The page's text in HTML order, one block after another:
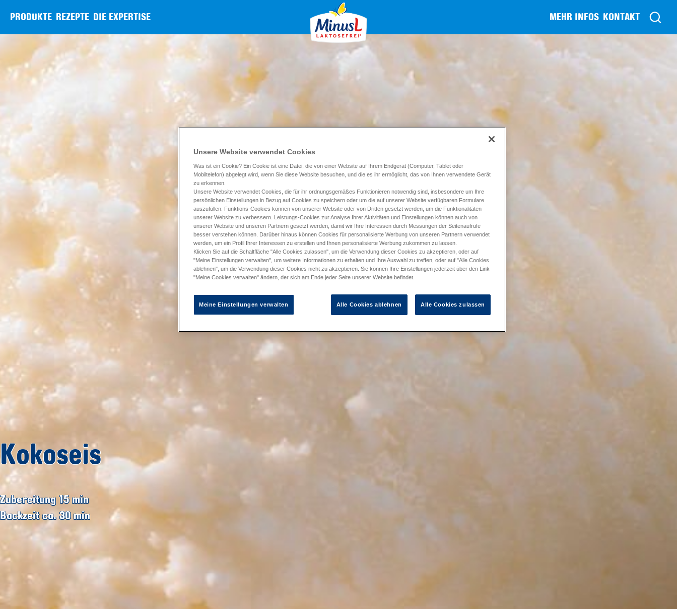
PRODUKTE REZEPTE DIE EXPERTISE MEHR INFOS KONTAKT
Kokoseis
Zubereitung 15min
Backzeit ca. 30min
Unsere Website verwendet Cookies
Was ist ein Cookie? Ein Cookie ist eine Datei, die von einer Website auf Ihrem Endgerät (Computer, Tablet oder
Mobiltelefon) abgelegt wird, wenn Sie diese Website besuchen, und die es ihr ermöglicht, das von Ihnen verwendete Gerät
zu erkennen.
Unsere Website verwendet Cookies, die für ihr ordnungsgemäßes Funktionieren notwendig sind, insbesondere um Ihre
persönlichen Einstellungen in Bezug auf Cookies zu speichern oder um die auf unserer Website verfügbaren Formulare
auszufüllen. Funktions-Cookies können von unserer Website oder von Dritten gesetzt werden, um die Funktionalitäten
unserer Website zu verbessern. Leistungs-Cookies zur Analyse Ihrer Aktivitäten und Einstellungen können auch von
unserer Website und unseren Partnern gesetzt werden, damit wir Ihre Interessen durch Messungen der Seitenaufrufe
besser verstehen können. Darüber hinaus können Cookies für personalisierte Werbung von unseren Partnern verwendet
werden, um ein Profil Ihrer Interessen zu erstellen und Ihnen personalisierte Werbung zukommen zu lassen.
Klicken Sie auf die Schaltfläche "Alle Cookies zulassen", um die Verwendung dieser Cookies zu akzeptieren, oder auf
"Meine Einstellungen verwalten", um weitere Informationen zu erhalten und Ihre Auswahl zu treffen, oder auf "Alle Cookies
ablehnen", um die Verwendung dieser Cookies nicht zu akzeptieren. Sie können Ihre Einstellungen jederzeit über den Link
"Meine Cookies verwalten" ändern, der sich am Ende jeder Seite unserer Website befindet.
Meine Einstellungen verwalten Alle Cookies ablehnen Alle Cookies zulassen